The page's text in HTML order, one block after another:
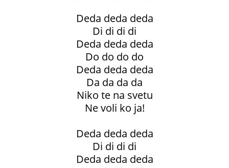
Deda deda deda
Di di di di
Deda deda deda
Do do do do
Deda deda deda
Da da da da
Niko te na svetu
Ne voli ko ja!
Deda deda deda
Di di di di
Deda deda deda